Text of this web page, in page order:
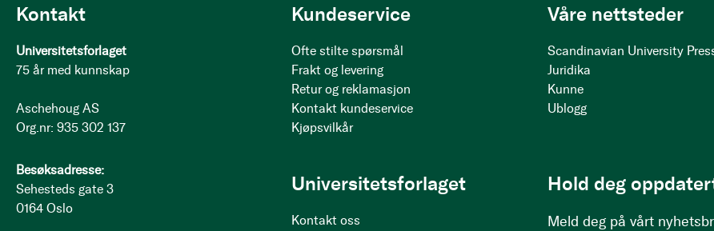
Kontakt
Universitetsforlaget
75 år med kunnskap
Aschehoug AS
Org.nr: 935 302 137
Besøksadresse:
Sehesteds gate 3
0164 Oslo
Kundeservice
Ofte stilte spørsmål
Frakt og levering
Retur og reklamasjon
Kontakt kundeservice
Kjøpsvilkår
Våre nettsteder
Scandinavian University
Juridika
Kunne
Ublogg
Universitetsforlaget
Kontakt oss
Hold deg
Meld deg på vårt